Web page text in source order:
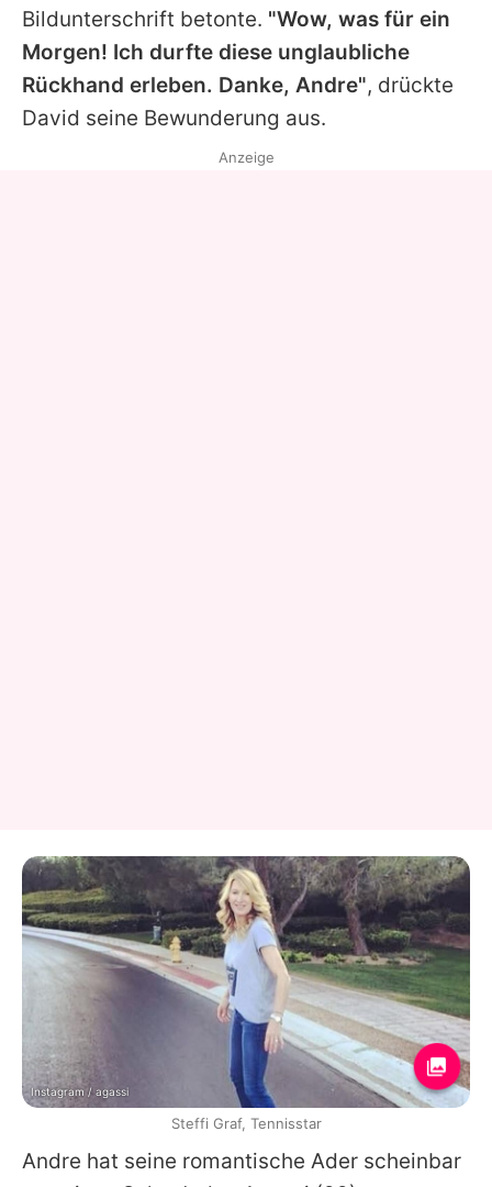
Bildunterschrift betonte. "Wow, was für ein
Morgen! Ich durfte diese unglaubliche
Rückhand erleben. Danke, Andre", drückte
David seine Bewunderung aus.
Andre hat seine romantische Ader scheinbar
Anzeige
Instagram / agassi
Steffi Graf, Tennisstar